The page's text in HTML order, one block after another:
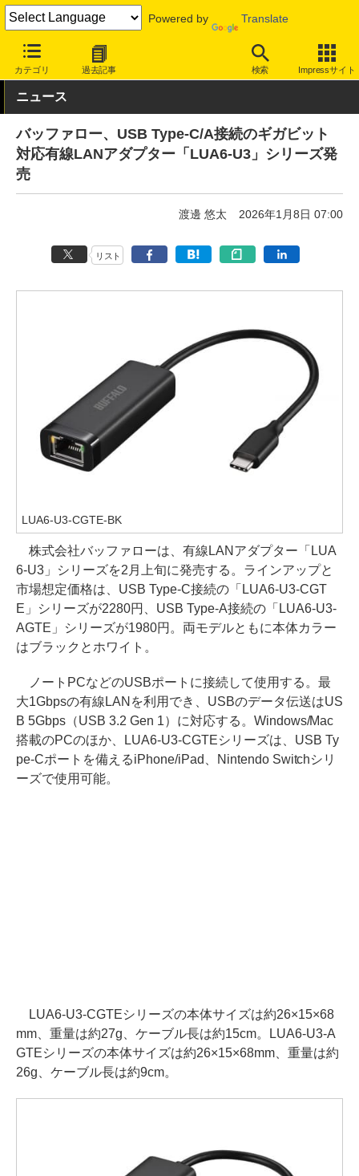
Powered by Translate
カテゴリ 過去記事 検索 Impressサイト
INTERNET Watch ハードウェア その他
ニュース
バッファロー、USB Type-C/A接続のギガビット
対応有線LANアダプター「LUA6-U3」シリーズ発
売
渡邊 悠太 2026年1月8日 07:00
リスト
LUA6-U3-CGTE-BK
株式会社バッファローは、有線LANアダプター「LUA
6-U3」シリーズを2月上旬に発売する。ラインアップと
市場想定価格は、USB Type-C接続の「LUA6-U3-CGT
E」シリーズが2280円、USB Type-A接続の「LUA6-U3-
AGTE」シリーズが1980円。両モデルともに本体カラー
はブラックとホワイト。
ノートPCなどのUSBポートに接続して使用する。最
大1Gbpsの有線LANを利用でき、USBのデータ伝送はUS
B 5Gbps（USB 3.2 Gen 1）に対応する。Windows/Mac
搭載のPCのほか、LUA6-U3-CGTEシリーズは、USB Ty
pe-Cポートを備えるiPhone/iPad、Nintendo Switchシリ
ーズで使用可能。
LUA6-U3-CGTEシリーズの本体サイズは約26×15×68
mm、重量は約27g、ケーブル長は約15cm。LUA6-U3-A
GTEシリーズの本体サイズは約26×15×68mm、重量は約
26g、ケーブル長は約9cm。